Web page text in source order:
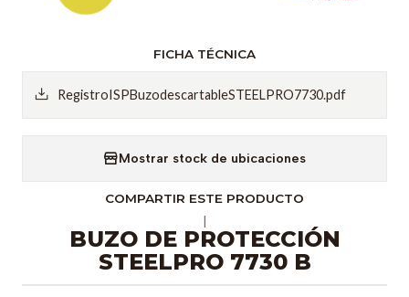
FICHA TÉCNICA
RegistroISPBuzodescartableSTEELPRO7730.pdf
Mostrar stock de ubicaciones
COMPARTIR ESTE PRODUCTO
BUZO DE PROTECCIÓN
STEELPRO 7730 B